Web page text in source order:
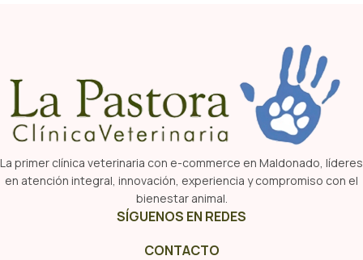
La primer clínica veterinaria con e-commerce en Maldonado, líderes
en atención integral, innovación, experiencia y compromiso con el
bienestar animal.
SÍGUENOS EN REDES
CONTACTO